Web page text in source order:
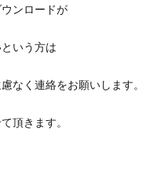
ンロードが
いう方は
なく連絡をお願いします。
頂きます。